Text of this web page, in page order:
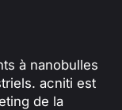
à nanobulles
acniti est
de la